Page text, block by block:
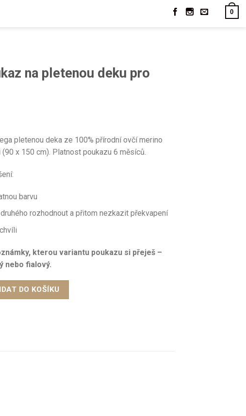
0
na pletenou deku pro
pletenou deka ze 100% přírodní ovčí merino
x 150 cm). Platnost poukazu 6 měsíců.
barvu
rozhodnout a přitom nezkazit překvapení
kterou variantu poukazu si přeješ –
nebo fialový.
DO KOŠÍKU